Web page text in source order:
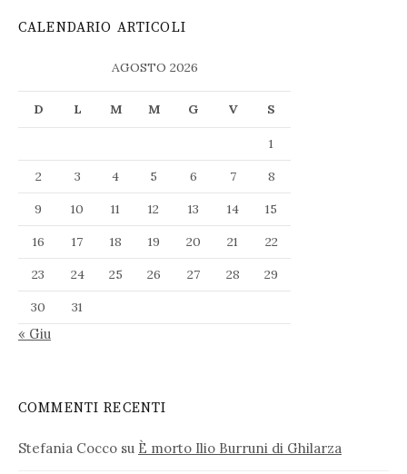
CALENDARIO ARTICOLI
AGOSTO 2026
D L M M G V S
1
2
3 4 5 6 7
8
9
10 11 12 13 14
15
16
17 18 19 20 21
22
23
24 25 26 27 28
29
30
31
« Giu
COMMENTI RECENTI
Stefania Cocco su È morto Ilio Burruni di Ghilarza